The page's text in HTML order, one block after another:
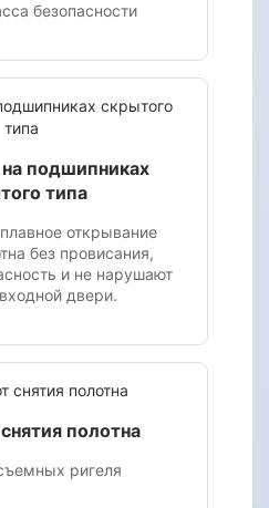
безопасности
подшипниках
типа
открывание
без провисания,
и не нарушают
двери.
полотна
ригеля